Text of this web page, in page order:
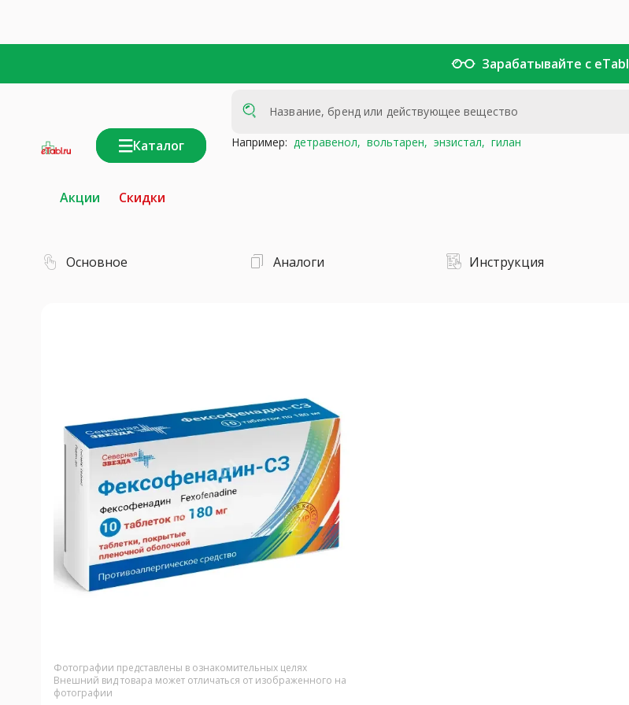
Зарабатывайте с eTabl
Каталог Например: детравенол, вольтарен, энзистал, гилан
Акции Скидки
Основное Аналоги Инструкция
Фотографии представлены в ознакомительных целях
Внешний вид товара может отличаться от изображенного на
фотографии